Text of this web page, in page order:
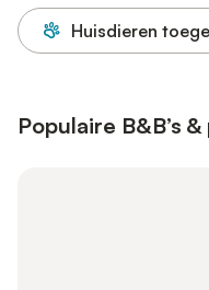
Huisdieren
Populaire B&B’s